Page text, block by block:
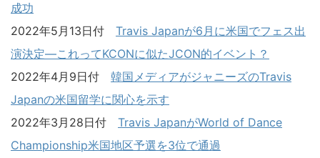
成功
2022年5月13日付 Travis Japanが6月に米国でフェス出
演決定―これってKCONに似たJCON的イベント？
2022年4月9日付 韓国メディアがジャニーズのTravis
Japanの米国留学に関心を示す
2022年3月28日付 Travis JapanがWorld of Dance
Championship米国地区予選を3位で通過